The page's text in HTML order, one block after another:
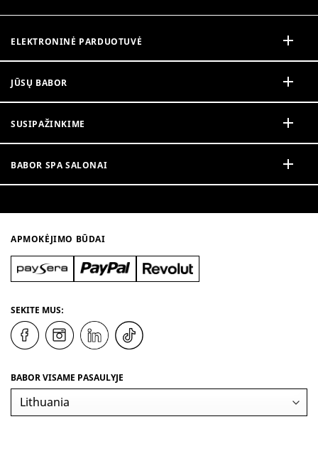
ELEKTRONINĖ PARDUOTUVĖ
JŪSŲ BABOR
SUSIPAŽINKIME
BABOR SPA SALONAI
APMOKĖJIMO BŪDAI
SEKITE MUS:
BABOR VISAME PASAULYJE